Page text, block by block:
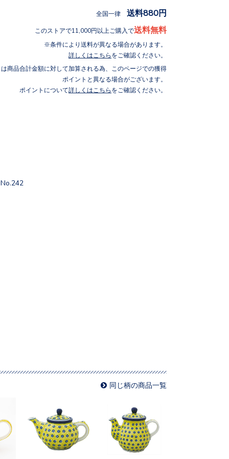
全国一律 送料880円
このストアで11,000円以上ご購入で送料無料
条件により送料が異なる場合があります。
詳しくはこちら をご確認ください。
商品合計金額に対して加算される為、このページでの獲得
ポイントと異なる場合がございます。
ポイントについて詳しくはこちら をご確認ください。
同じ柄の商品一覧